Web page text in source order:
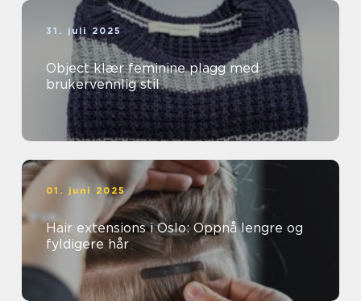
31. juli 2025
Object klær feminine plagg med
brukervennlig stil
01. juni 2025
Hair extensions i Oslo: Oppnå lengre og
fyldigere hår